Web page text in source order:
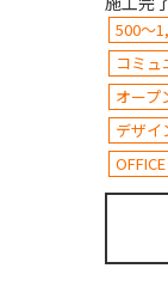
500～
コミ
オープ
デザイ
OFFICE